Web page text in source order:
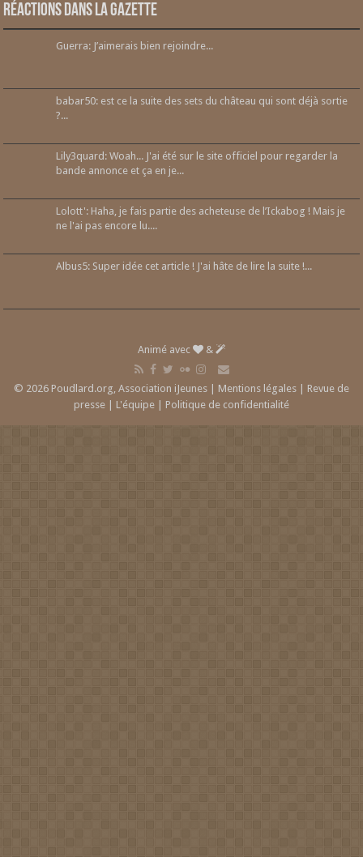
Réactions dans la gazette
Guerra: J’aimerais bien rejoindre...
babar50: est ce la suite des sets du château qui sont déjà sortie
?...
Lily3quard: Woah... J'ai été sur le site officiel pour regarder la
bande annonce et ça en je...
Lolott': Haha, je fais partie des acheteuse de l’Ickabog ! Mais je
ne l'ai pas encore lu....
Albus5: Super idée cet article ! J'ai hâte de lire la suite !...
Animé avec &
© 2026 Poudlard.org, Association iJeunes | Mentions légales | Revue de
presse | L'équipe | Politique de confidentialité